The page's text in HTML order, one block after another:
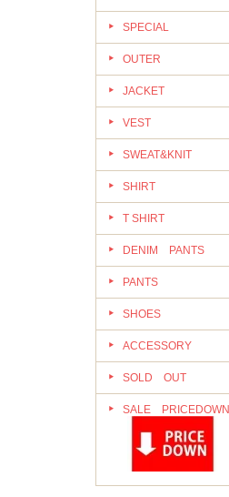
SPECIAL
OUTER
JACKET
VEST
SWEAT&KNIT
SHIRT
T SHIRT
DENIM PANTS
PANTS
SHOES
ACCESSORY
SOLD OUT
SALE PRICEDOWN